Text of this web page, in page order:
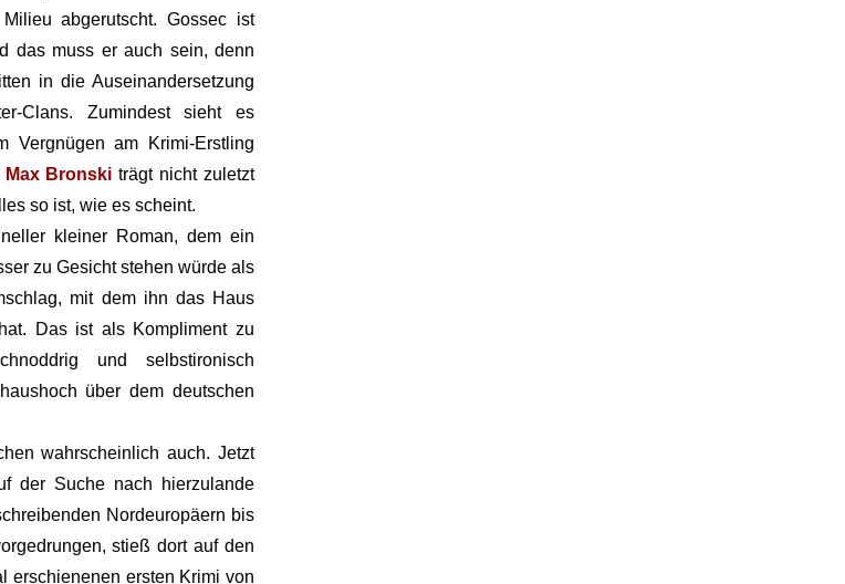
abgerutscht. Gossec ist
das muss er auch sein, denn
in die Auseinandersetzung
Clans. Zumindest sieht es
Vergnügen am Krimi-Erstling
Max Bronski trägt nicht zuletzt
so ist, wie es scheint.
kleiner Roman, dem ein
zu Gesicht stehen würde als
mit dem ihn das Haus
Das ist als Kompliment zu
und selbstironisch
über dem deutschen
wahrscheinlich auch. Jetzt
der Suche nach hierzulande
Nordeuropäern bis
stieß dort auf den
erschienenen ersten Krimi von